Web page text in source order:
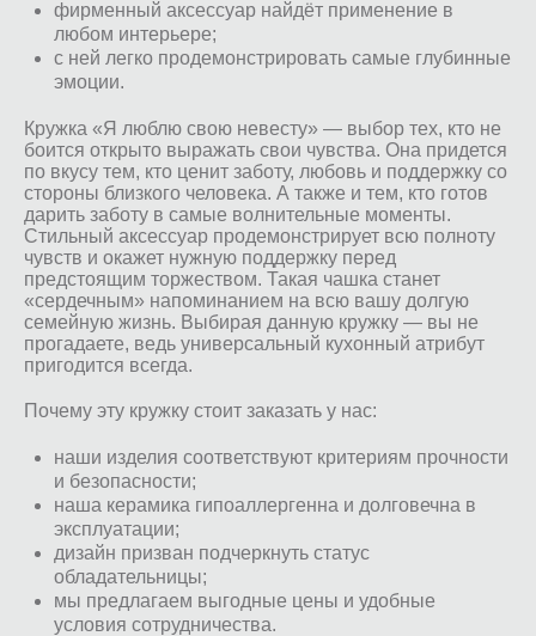
фирменный аксессуар найдёт применение в
любом интерьере;
с ней легко продемонстрировать самые глубинные
эмоции.
Кружка «Я люблю свою невесту» — выбор тех, кто не
боится открыто выражать свои чувства. Она придется
по вкусу тем, кто ценит заботу, любовь и поддержку со
стороны близкого человека. А также и тем, кто готов
дарить заботу в самые волнительные моменты.
Стильный аксессуар продемонстрирует всю полноту
чувств и окажет нужную поддержку перед
предстоящим торжеством. Такая чашка станет
«сердечным» напоминанием на всю вашу долгую
семейную жизнь. Выбирая данную кружку — вы не
прогадаете, ведь универсальный кухонный атрибут
пригодится всегда.
Почему эту кружку стоит заказать у нас:
наши изделия соответствуют критериям прочности
и безопасности;
наша керамика гипоаллергенна и долговечна в
эксплуатации;
дизайн призван подчеркнуть статус
обладательницы;
мы предлагаем выгодные цены и удобные
условия сотрудничества.